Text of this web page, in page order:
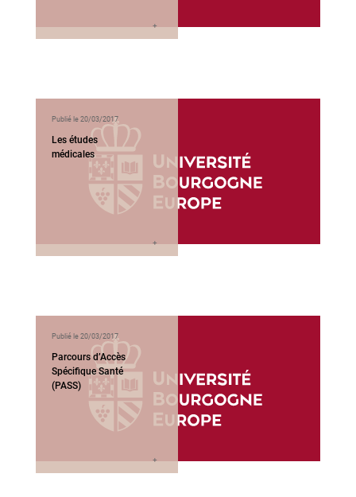
Publié le 20/03/2017
Les études
médicales
Publié le 20/03/2017
Parcours d’Accès
Spécifique Santé
(PASS)